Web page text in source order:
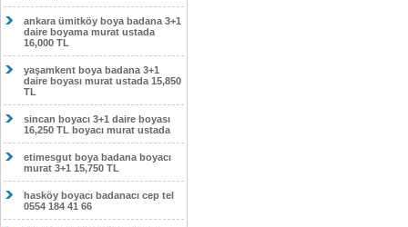
ankara ümitköy boya badana 3+1
daire boyama murat ustada
16,000 TL
yaşamkent boya badana 3+1
daire boyası murat ustada 15,850
TL
sincan boyacı 3+1 daire boyası
16,250 TL boyacı murat ustada
etimesgut boya badana boyacı
murat 3+1 15,750 TL
hasköy boyacı badanacı cep tel
0554 184 41 66